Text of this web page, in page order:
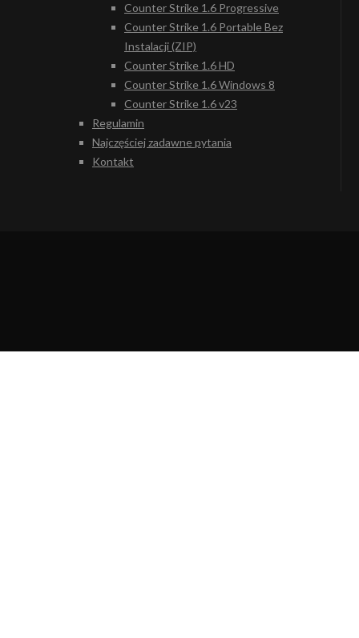
Counter Strike 1.6 Progressive
Counter Strike 1.6 Portable Bez
Instalacji (ZIP)
Counter Strike 1.6 HD
Counter Strike 1.6 Windows 8
Counter Strike 1.6 v23
Regulamin
Najczęściej zadawne pytania
Kontakt